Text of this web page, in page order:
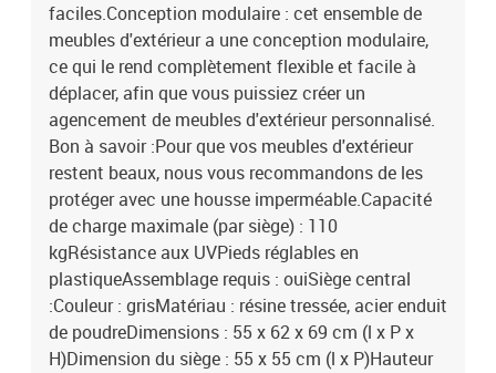
faciles.Conception modulaire : cet ensemble de
meubles d'extérieur a une conception modulaire,
ce qui le rend complètement flexible et facile à
déplacer, afin que vous puissiez créer un
agencement de meubles d'extérieur personnalisé.
Bon à savoir :Pour que vos meubles d'extérieur
restent beaux, nous vous recommandons de les
protéger avec une housse imperméable.Capacité
de charge maximale (par siège) : 110
kgRésistance aux UVPieds réglables en
plastiqueAssemblage requis : ouiSiège central
:Couleur : grisMatériau : résine tressée, acier enduit
de poudreDimensions : 55 x 62 x 69 cm (l x P x
H)Dimension du siège : 55 x 55 cm (l x P)Hauteur